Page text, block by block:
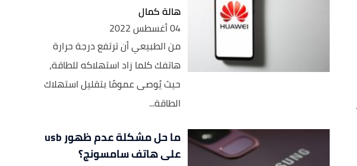
هالة كمال
04 أغسطس 2022
من الطبيعي أن ترتفع درجة حرارة
هاتفك كلما زاد استهلاكه للطاقة،
حيث يُوصى عمومًا بتقليل استهلاك
الطاقة...
ما حل مشكلة عدم ظهور usb
على هاتف سامسونج؟